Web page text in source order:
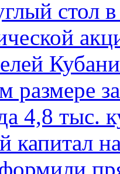
стол
4,8 тыс.
капитал